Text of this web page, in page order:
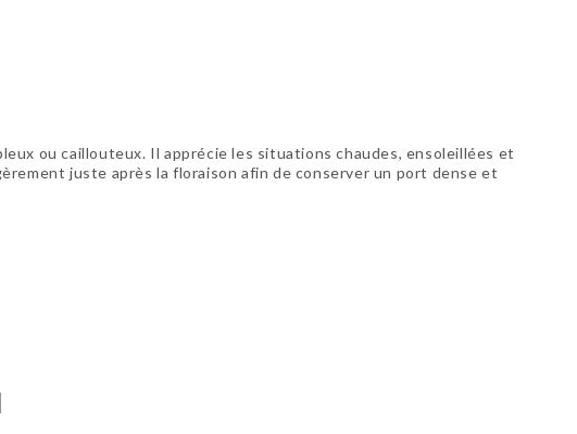
ou caillouteux. Il apprécie les situations chaudes, ensoleillées et
juste après la floraison afin de conserver un port dense et